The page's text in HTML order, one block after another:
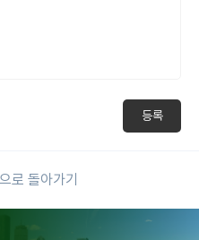
등록
로 돌아가기